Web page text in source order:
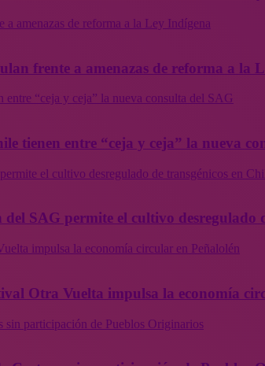
amenazas de reforma a la Ley Indígena
frente a amenazas de reforma a la
“ceja y ceja” la nueva consulta del SAG
tienen entre “ceja y ceja” la nueva
el cultivo desregulado de transgénicos en
SAG permite el cultivo desregulado
impulsa la economía circular en Peñalolén
Otra Vuelta impulsa la economía
participación de Pueblos Originarios